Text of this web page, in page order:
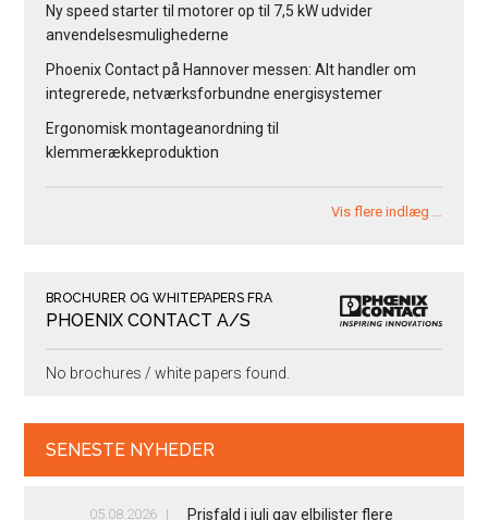
Ny speed starter til motorer op til 7,5 kW udvider
anvendelsesmulighederne
Phoenix Contact på Hannover messen: Alt handler om
integrerede, netværksforbundne energisystemer
Ergonomisk montageanordning til
klemmerækkeproduktion
Vis flere indlæg …
BROCHURER OG WHITEPAPERS FRA
PHOENIX CONTACT A/S
No brochures / white papers found.
SENESTE NYHEDER
05.08.2026
Prisfald i juli gav elbilister flere